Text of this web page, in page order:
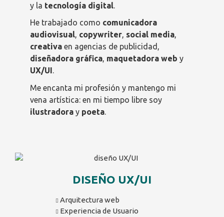
y la tecnología digital.
He trabajado como comunicadora
audiovisual, copywriter, social media,
creativa en agencias de publicidad,
diseñadora gráfica, maquetadora web y
UX/UI.
Me encanta mi profesión y mantengo mi
vena artística: en mi tiempo libre soy
ilustradora y poeta.
DISEÑO UX/UI
Arquitectura web
Experiencia de Usuario